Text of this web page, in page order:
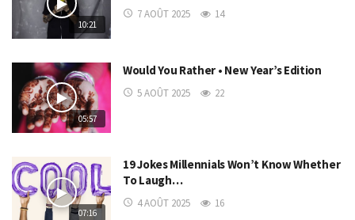
10:21
7 AOÛT 2025 14
05:57
Would You Rather • New Year’s Edition
5 AOÛT 2025 22
07:16
19 Jokes Millennials Won’t Know Whether
To Laugh…
4 AOÛT 2025 16